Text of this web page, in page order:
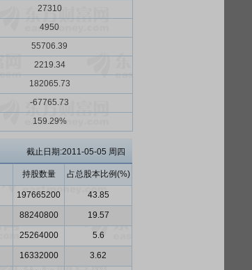
27310
4950
55706.39
2219.34
182065.73
-67765.73
159.29%
截止日期:2011-05-05 周四
持股数量 占总股本比例(%)
197665200 43.85
88240800 19.57
25264000 5.6
16332000 3.62